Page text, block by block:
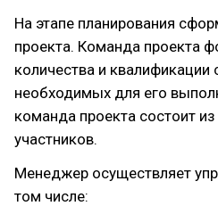
На этапе планирования
проекта. Команда проекта
количества и квалификации
необходимых для его
команда проекта состоит
участников.
Менеджер осуществляет
том числе: